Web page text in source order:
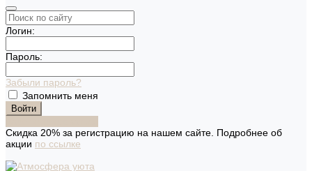
Логин:
Пароль:
Забыли пароль?
Запомнить меня
Скидка 20% за регистрацию на нашем сайте. Подробнее об
акции по ссылке